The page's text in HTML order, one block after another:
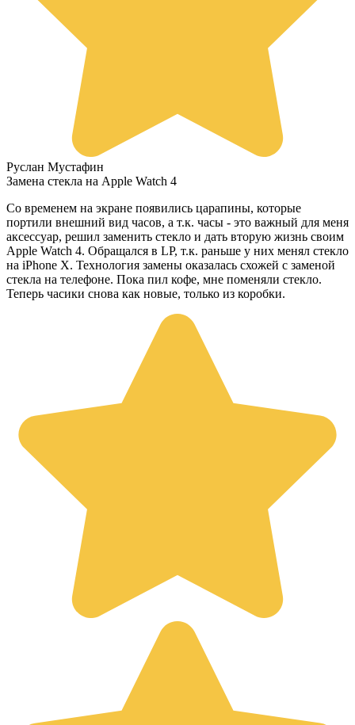
Руслан Мустафин
Замена стекла на Apple Watch 4
Со временем на экране появились царапины, которые
портили внешний вид часов, а т.к. часы - это важный для меня
аксессуар, решил заменить стекло и дать вторую жизнь своим
Apple Watch 4. Обращался в LP, т.к. раньше у них менял стекло
на iPhone X. Технология замены оказалась схожей с заменой
стекла на телефоне. Пока пил кофе, мне поменяли стекло.
Теперь часики снова как новые, только из коробки.